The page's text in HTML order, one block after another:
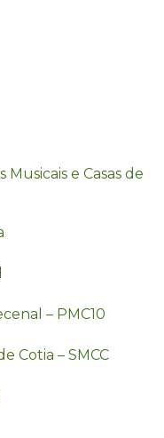
e Casas de
– PMC10
Cotia – SMCC